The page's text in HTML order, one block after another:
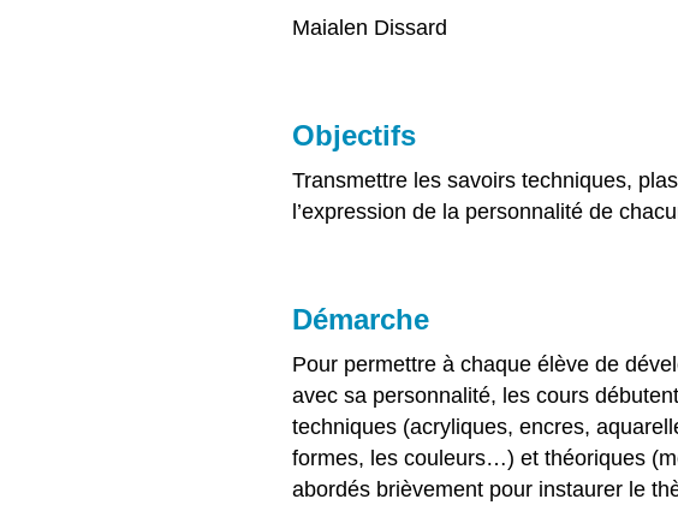
Maialen Dissard
Objectifs
Transmettre les savoirs techniques,
l’expression de la personnalité de
Démarche
Pour permettre à chaque élève de
avec sa personnalité, les cours
techniques (acryliques, encres,
formes, les couleurs…) et théoriques
abordés brièvement pour instaurer le